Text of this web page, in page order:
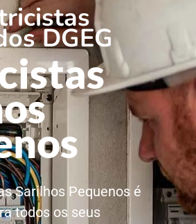
DGEG
Sarilhos Pequenos é
todos os seus